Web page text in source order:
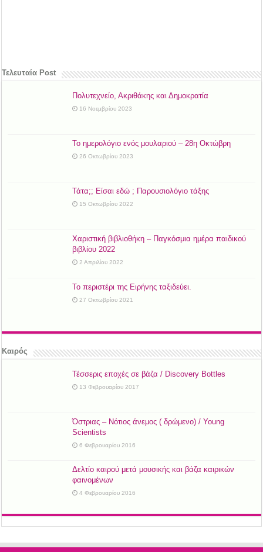
Τελευταία Post
Πολυτεχνείο, Ακριθάκης και Δημοκρατία
16 Νοεμβρίου 2023
Το ημερολόγιο ενός μουλαριού – 28η Οκτώβρη
26 Οκτωβρίου 2023
Τάτα;; Είσαι εδώ ; Παρουσιολόγιο τάξης
15 Οκτωβρίου 2022
Χαριστική βιβλιοθήκη – Παγκόσμια ημέρα παιδικού
βιβλίου 2022
2 Απριλίου 2022
Το περιστέρι της Ειρήνης ταξιδεύει.
27 Οκτωβρίου 2021
Καιρός
Τέσσερις εποχές σε βάζα / Discovery Bottles
13 Φεβρουαρίου 2017
Όστριας – Νότιος άνεμος ( δρώμενο) / Young
Scientists
6 Φεβρουαρίου 2016
Δελτίο καιρού μετά μουσικής και βάζα καιρικών
φαινομένων
4 Φεβρουαρίου 2016